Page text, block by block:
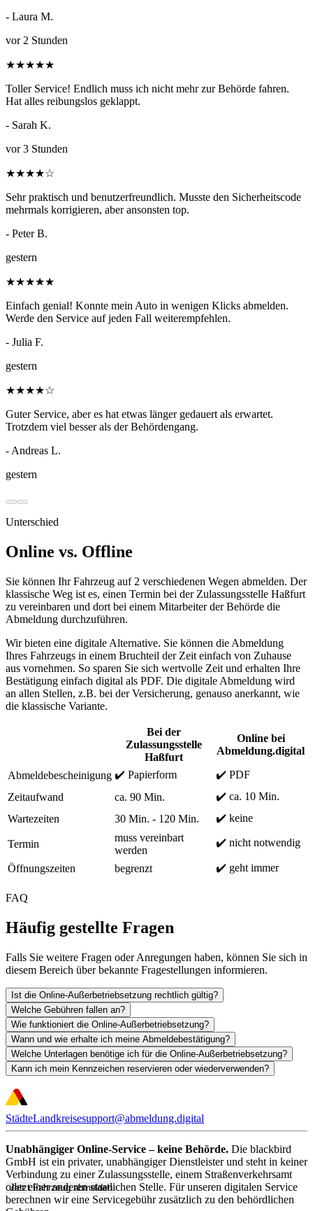
- Laura M.
vor 2 Stunden
★★★★★
Toller Service! Endlich muss ich nicht mehr zur Behörde fahren.
Hat alles reibungslos geklappt.
- Sarah K.
vor 3 Stunden
★★★★☆
Sehr praktisch und benutzerfreundlich. Musste den Sicherheitscode
mehrmals korrigieren, aber ansonsten top.
- Peter B.
gestern
★★★★★
Einfach genial! Konnte mein Auto in wenigen Klicks abmelden.
Werde den Service auf jeden Fall weiterempfehlen.
- Julia F.
gestern
★★★★☆
Guter Service, aber es hat etwas länger gedauert als erwartet.
Trotzdem viel besser als der Behördengang.
- Andreas L.
gestern
Unterschied
Online vs. Offline
Sie können Ihr Fahrzeug auf 2 verschiedenen Wegen abmelden. Der
klassische Weg ist es, einen Termin bei der Zulassungsstelle Haßfurt
zu vereinbaren und dort bei einem Mitarbeiter der Behörde die
Abmeldung durchzuführen.
Wir bieten eine digitale Alternative. Sie können die Abmeldung
Ihres Fahrzeugs in einem Bruchteil der Zeit einfach von Zuhause
aus vornehmen. So sparen Sie sich wertvolle Zeit und erhalten Ihre
Bestätigung einfach digital als PDF. Die digitale Abmeldung wird
an allen Stellen, z.B. bei der Versicherung, genauso anerkannt, wie
die klassische Variante.
Bei der
Zulassungsstelle
Haßfurt
Online bei
Abmeldung.digital
Abmeldebescheinigung ✔️ Papierform
✔️ PDF
Zeitaufwand
ca. 90 Min.
✔️ ca. 10 Min.
Wartezeiten
30 Min. - 120 Min. ✔️ keine
Termin
muss vereinbart
werden
✔️ nicht notwendig
Öffnungszeiten begrenzt ✔️ geht immer
FAQ
Häufig gestellte Fragen
Falls Sie weitere Fragen oder Anregungen haben, können Sie sich in
diesem Bereich über bekannte Fragestellungen informieren.
Ist die Online-Außerbetriebsetzung rechtlich gültig?
Welche Gebühren fallen an?
Wie funktioniert die Online-Außerbetriebsetzung?
Wann und wie erhalte ich meine Abmeldebestätigung?
Welche Unterlagen benötige ich für die Online-Außerbetriebsetzung?
Kann ich mein Kennzeichen reservieren oder wiederverwenden?
Jetzt Fahrzeug abmelden
StädteLandkreisesupport@abmeldung.digital
Unabhängiger Online-Service – keine Behörde. Die blackbird
GmbH ist ein privater, unabhängiger Dienstleister und steht in keiner
Verbindung zu einer Zulassungsstelle, einem Straßenverkehrsamt
oder einer anderen staatlichen Stelle. Für unseren digitalen Service
berechnen wir eine Servicegebühr zusätzlich zu den behördlichen